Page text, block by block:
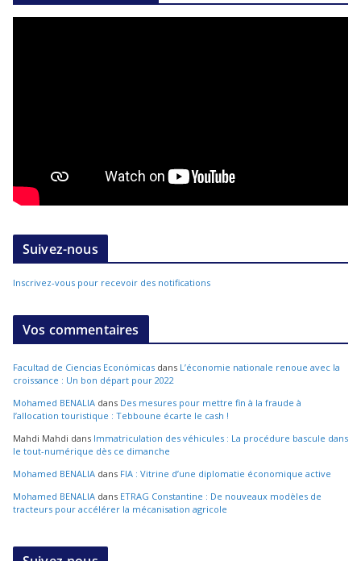
Suivez-nous
Inscrivez-vous pour recevoir des notifications
Vos commentaires
Facultad de Ciencias Económicas dans L’économie nationale renoue avec la
croissance : Un bon départ pour 2022
Mohamed BENALIA dans Des mesures pour mettre fin à la fraude à
l’allocation touristique : Tebboune écarte le cash !
Mahdi Mahdi dans Immatriculation des véhicules : La procédure bascule dans
le tout-numérique dès ce dimanche
Mohamed BENALIA dans FIA : Vitrine d’une diplomatie économique active
Mohamed BENALIA dans ETRAG Constantine : De nouveaux modèles de
tracteurs pour accélérer la mécanisation agricole